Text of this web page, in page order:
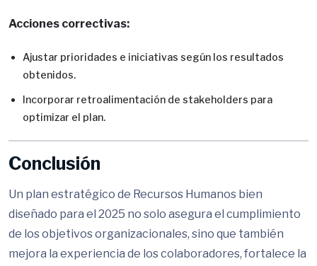
Acciones correctivas:
Ajustar prioridades e iniciativas según los resultados
obtenidos.
Incorporar retroalimentación de stakeholders para
optimizar el plan.
Conclusión
Un plan estratégico de Recursos Humanos bien
diseñado para el 2025 no solo asegura el cumplimiento
de los objetivos organizacionales, sino que también
mejora la experiencia de los colaboradores, fortalece la